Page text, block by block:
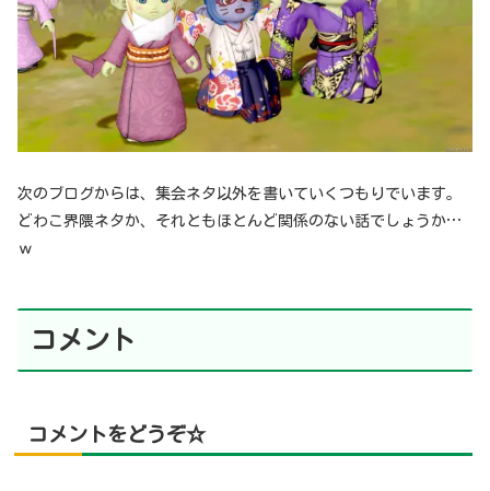
次のブログからは、集会ネタ以外を書いていくつもりでいます。
どわこ界隈ネタか、それともほとんど関係のない話でしょうか…
ｗ
コメント
コメントをどうぞ☆